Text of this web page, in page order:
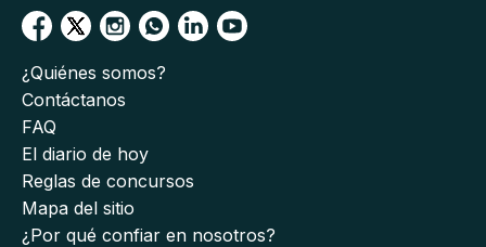
¿Quiénes somos?
Contáctanos
FAQ
El diario de hoy
Reglas de concursos
Mapa del sitio
¿Por qué confiar en nosotros?